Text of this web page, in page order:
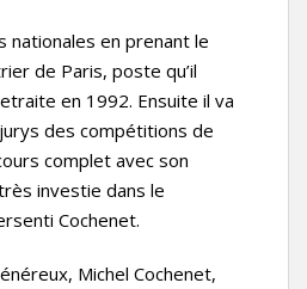
nationales en prenant le
de Paris, poste qu’il
en 1992. Ensuite il va
des compétitions de
complet avec son
investie dans le
Cochenet.
Michel Cochenet,